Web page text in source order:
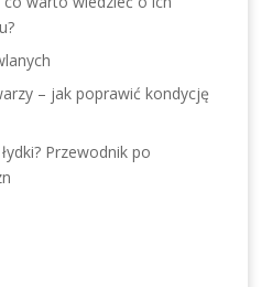
– jak poprawić kondycję
Przewodnik po